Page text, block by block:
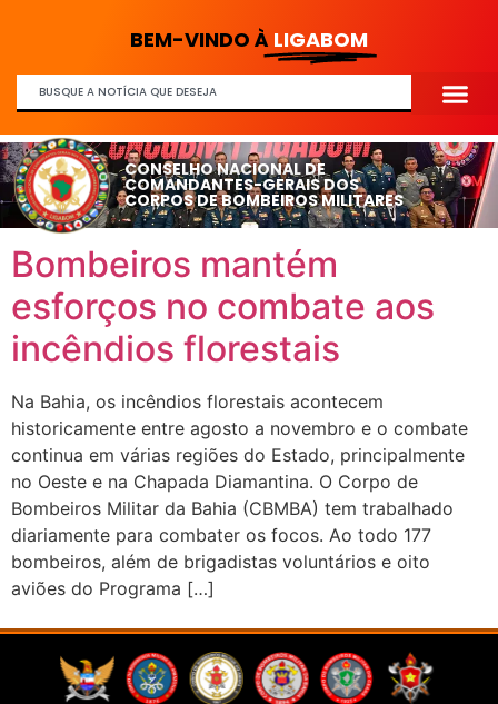
BEM-VINDO À LIGABOM
CONSELHO NACIONAL DE
COMANDANTES-GERAIS DOS
CORPOS DE BOMBEIROS MILITARES
Bombeiros mantém
esforços no combate aos
incêndios florestais
Na Bahia, os incêndios florestais acontecem
historicamente entre agosto a novembro e o combate
continua em várias regiões do Estado, principalmente
no Oeste e na Chapada Diamantina. O Corpo de
Bombeiros Militar da Bahia (CBMBA) tem trabalhado
diariamente para combater os focos. Ao todo 177
bombeiros, além de brigadistas voluntários e oito
aviões do Programa […]